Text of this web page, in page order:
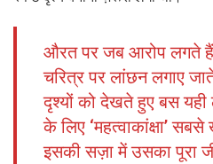
औरत पर जब आरोप लगते
चरित्र पर लांछन लगाए
दृश्यों को देखते हुए बस
के लिए ‘महत्वाकांक्षा’
इसकी सज़ा में उसका पूरा